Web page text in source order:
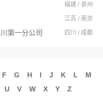
福建 / 泉州
江苏 / 南京
第一分公司 四川 / 成都
F G H I J K L
M
U V W X Y Z